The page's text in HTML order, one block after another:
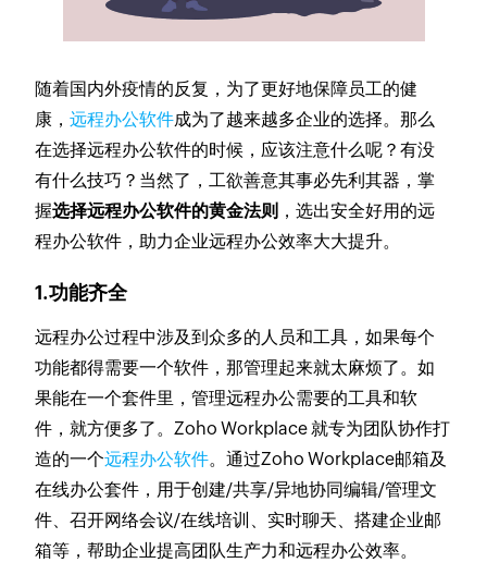
随着国内外疫情的反复，为了更好地保障员工的健
康，远程办公软件成为了越来越多企业的选择。那么
在选择远程办公软件的时候，应该注意什么呢？有没
有什么技巧？当然了，工欲善意其事必先利其器，掌
握选择远程办公软件的黄金法则 ，选出安全好用的远
程办公软件，助力企业远程办公效率大大提升。
1.功能齐全
远程办公过程中涉及到众多的人员和工具，如果每个
功能都得需要一个软件，那管理起来就太麻烦了。如
果能在一个套件里，管理远程办公需要的工具和软
件，就方便多了。Zoho Workplace 就专为团队协作打
造的一个远程办公软件。通过Zoho Workplace邮箱及
在线办公套件，用于创建/共享/异地协同编辑/管理文
件、召开网络会议/在线培训、实时聊天、搭建企业邮
箱等，帮助企业提高团队生产力和远程办公效率。